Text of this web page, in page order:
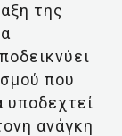
της
που
υποδεχτεί
ανάγκη